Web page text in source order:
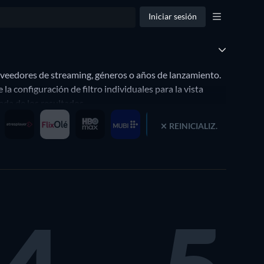
Iniciar sesión
de streaming, géneros o años de lanzamiento.
configuración de filtro individuales para la vista
de los resultados.
de streaming, años de lanzamiento o géneros.
REINICIALIZ.